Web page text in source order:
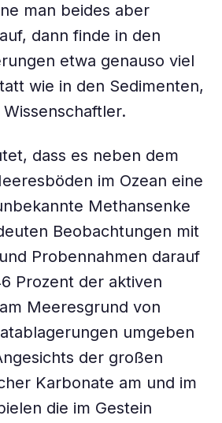
man beides aber
dann finde in den
etwa genauso viel
wie in den Sedimenten,
dass es neben dem
im Ozean eine
Methansenke
Beobachtungen mit
Probennahmen darauf
Prozent der aktiven
Meeresgrund von
umgeben
der großen
Karbonate am und im
die im Gestein